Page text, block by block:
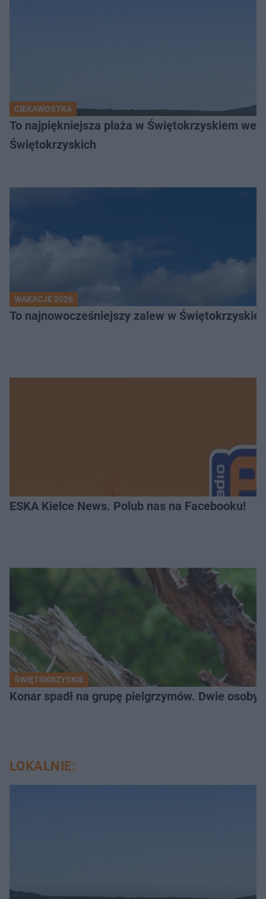
CIEKAWOSTKA
To najpiękniejsza plaża w Świętokrzyskiem
Świętokrzyskich
WAKACJE 2026
To najnowocześniejszy zalew w
ESKA Kielce News. Polub nas na Facebooku!
ŚWIĘTOKRZYSKIE
Konar spadł na grupę pielgrzymów. Dwie osoby
LOKALNIE: